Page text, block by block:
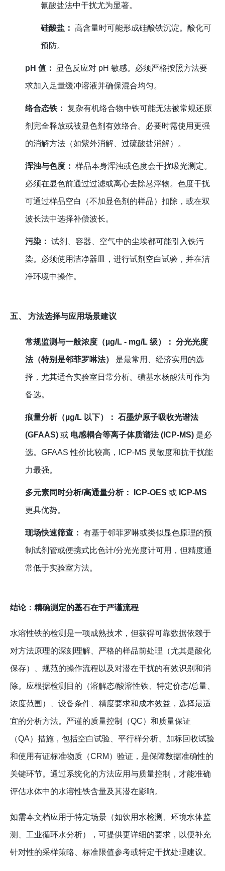
氰酸盐法中干扰尤为显著。
硅酸盐： 高含量时可能形成硅酸铁沉淀。酸化可
预防。
pH 值： 显色反应对 pH 敏感。必须严格按照方法要
求加入足量缓冲溶液并确保混合均匀。
络合态铁： 复杂有机络合物中铁可能无法被常规还原
剂完全释放或被显色剂有效络合。必要时需使用更强
的消解方法（如紫外消解、过硫酸盐消解）。
浑浊与色度： 样品本身浑浊或色度会干扰吸光测定。
必须在显色前通过过滤或离心去除悬浮物。色度干扰
可通过样品空白（不加显色剂的样品）扣除，或在双
波长法中选择补偿波长。
污染： 试剂、容器、空气中的尘埃都可能引入铁污
染。必须使用洁净器皿，进行试剂空白试验，并在洁
净环境中操作。
五、 方法选择与应用场景建议
常规监测与一般浓度（µg/L - mg/L 级）： 分光光度
法（特别是邻菲罗啉法） 是最常用、经济实用的选
择，尤其适合实验室日常分析。磺基水杨酸法可作为
备选。
痕量分析（µg/L 以下）： 石墨炉原子吸收光谱法
(GFAAS) 或 电感耦合等离子体质谱法 (ICP-MS) 是必
选。GFAAS 性价比较高，ICP-MS 灵敏度和抗干扰能
力最强。
多元素同时分析/高通量分析： ICP-OES 或 ICP-MS
更具优势。
现场快速筛查： 有基于邻菲罗啉或类似显色原理的预
制试剂管或便携式比色计/分光光度计可用，但精度通
常低于实验室方法。
结论：精确测定的基石在于严谨流程
水溶性铁的检测是一项成熟技术，但获得可靠数据依赖于
对方法原理的深刻理解、严格的样品前处理（尤其是酸化
保存）、规范的操作流程以及对潜在干扰的有效识别和消
除。应根据检测目的（溶解态/酸溶性铁、特定价态/总量、
浓度范围）、设备条件、精度要求和成本效益，选择最适
宜的分析方法。严谨的质量控制（QC）和质量保证
（QA）措施，包括空白试验、平行样分析、加标回收试验
和使用有证标准物质（CRM）验证，是保障数据准确性的
关键环节。通过系统化的方法应用与质量控制，才能准确
评估水体中的水溶性铁含量及其潜在影响。
如需本文档应用于特定场景（如饮用水检测、环境水体监
测、工业循环水分析），可提供更详细的要求，以便补充
针对性的采样策略、标准限值参考或特定干扰处理建议。